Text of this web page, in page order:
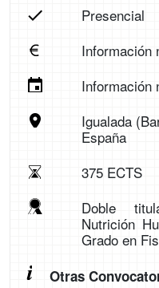
Presencial
Información
Información
Igualada
España
375 ECTS
Doble
Nutrición
Grado en
Otras